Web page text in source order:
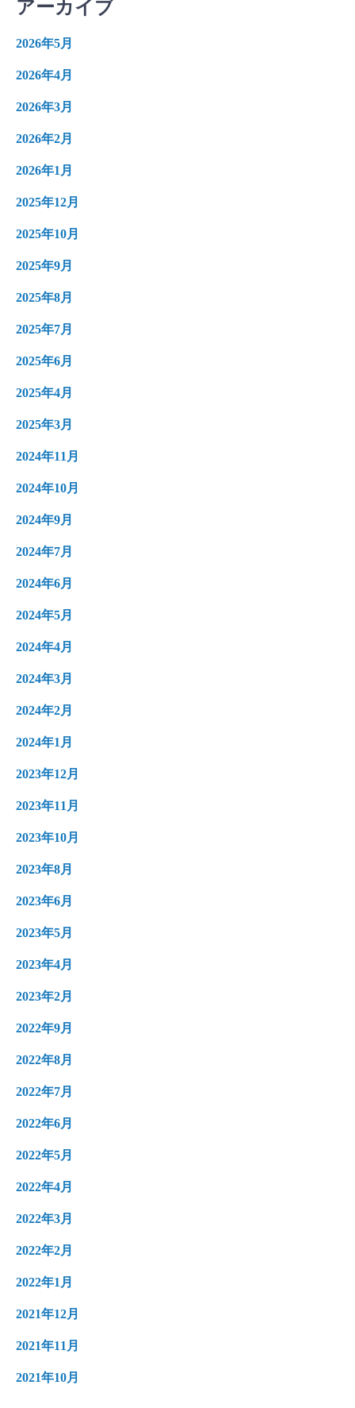
アーカイブ
2026年5月
2026年4月
2026年3月
2026年2月
2026年1月
2025年12月
2025年10月
2025年9月
2025年8月
2025年7月
2025年6月
2025年4月
2025年3月
2024年11月
2024年10月
2024年9月
2024年7月
2024年6月
2024年5月
2024年4月
2024年3月
2024年2月
2024年1月
2023年12月
2023年11月
2023年10月
2023年8月
2023年6月
2023年5月
2023年4月
2023年2月
2022年9月
2022年8月
2022年7月
2022年6月
2022年5月
2022年4月
2022年3月
2022年2月
2022年1月
2021年12月
2021年11月
2021年10月